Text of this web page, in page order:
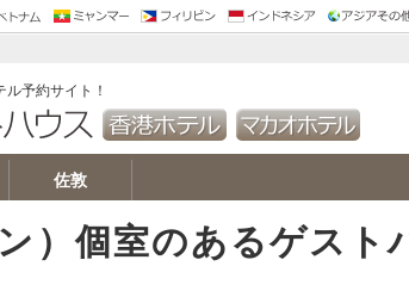
予約サイト！
佐敦
）個室のあるゲスト
ミャンマー 両替
ヤンゴン ホテルペソ 両替
マニラ ホテル
ボラカイ ホテル
ボホール ホテル
セブ ホテル ルピア 両替
バリ島 ホテル
ジャカルタ ホテルカトマンズ
インド ホテ
カンボジア
クアラルン
オーストラ
ニュージー
中国 ホテル
上海 ホテル
北京 ホテル